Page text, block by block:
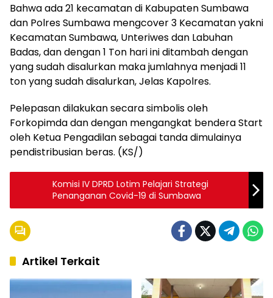
Bahwa ada 21 kecamatan di Kabupaten Sumbawa
dan Polres Sumbawa mengcover 3 Kecamatan yakni
Kecamatan Sumbawa, Unteriwes dan Labuhan
Badas, dan dengan 1 Ton hari ini ditambah dengan
yang sudah disalurkan maka jumlahnya menjadi 11
ton yang sudah disalurkan, Jelas Kapolres.
Pelepasan dilakukan secara simbolis oleh
Forkopimda dan dengan mengangkat bendera Start
oleh Ketua Pengadilan sebagai tanda dimulainya
pendistribusian beras. (KS/)
Komisi IV DPRD Lotim Pelajari Strategi
Penanganan Covid-19 di Sumbawa
Artikel Terkait